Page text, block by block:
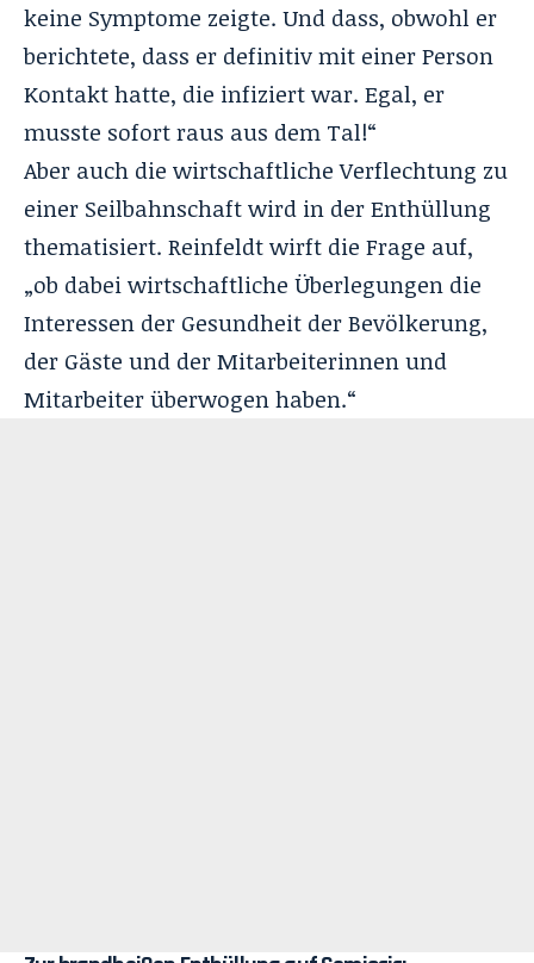
keine Symptome zeigte. Und dass, obwohl er
berichtete, dass er definitiv mit einer Person
Kontakt hatte, die infiziert war. Egal, er
musste sofort raus aus dem Tal!“
Aber auch die wirtschaftliche Verflechtung zu
einer Seilbahnschaft wird in der Enthüllung
thematisiert. Reinfeldt wirft die Frage auf,
„ob dabei wirtschaftliche Überlegungen die
Interessen der Gesundheit der Bevölkerung,
der Gäste und der Mitarbeiterinnen und
Mitarbeiter überwogen haben.“